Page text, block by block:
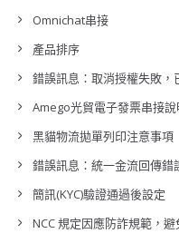
Omnichat串接
產品排序
錯誤訊息：取消授權失敗，
Amego光貿電子發票串接說
黑貓物流拋單列印注意事項
錯誤訊息：統一金流回傳錯
簡訊(KYC)驗證通過後設定
NCC 規定因應防詐規範，